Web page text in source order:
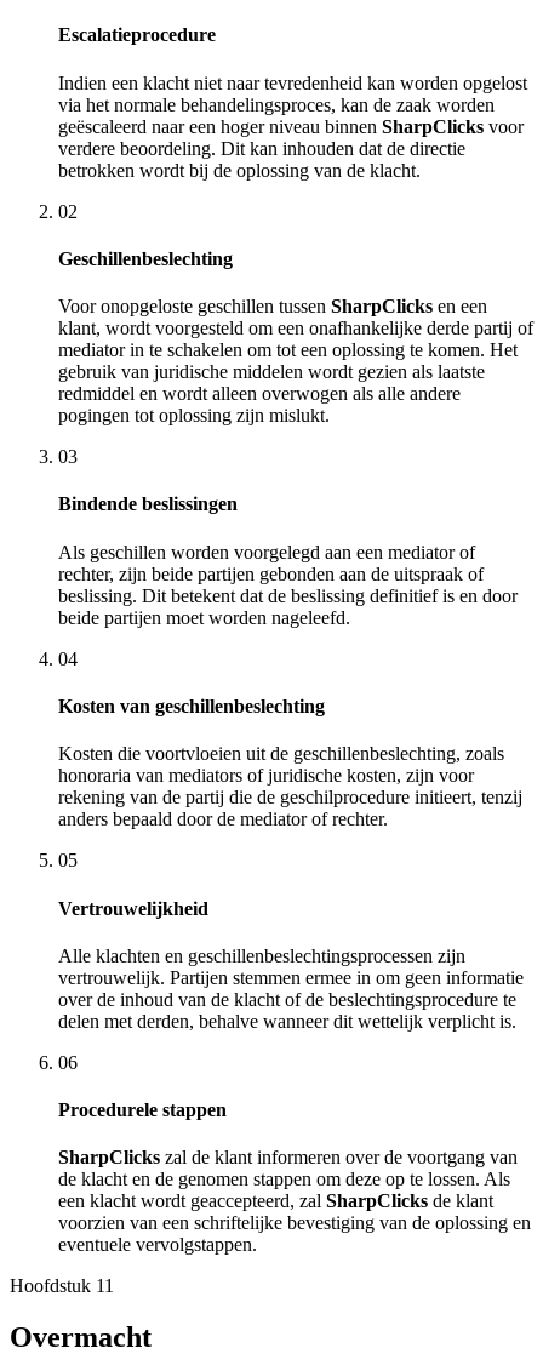
Escalatieprocedure
Indien een klacht niet naar tevredenheid kan worden opgelost
via het normale behandelingsproces, kan de zaak worden
geëscaleerd naar een hoger niveau binnen SharpClicks voor
verdere beoordeling. Dit kan inhouden dat de directie
betrokken wordt bij de oplossing van de klacht.
02
Geschillenbeslechting
Voor onopgeloste geschillen tussen SharpClicks en een
klant, wordt voorgesteld om een onafhankelijke derde partij of
mediator in te schakelen om tot een oplossing te komen. Het
gebruik van juridische middelen wordt gezien als laatste
redmiddel en wordt alleen overwogen als alle andere
pogingen tot oplossing zijn mislukt.
03
Bindende beslissingen
Als geschillen worden voorgelegd aan een mediator of
rechter, zijn beide partijen gebonden aan de uitspraak of
beslissing. Dit betekent dat de beslissing definitief is en door
beide partijen moet worden nageleefd.
04
Kosten van geschillenbeslechting
Kosten die voortvloeien uit de geschillenbeslechting, zoals
honoraria van mediators of juridische kosten, zijn voor
rekening van de partij die de geschilprocedure initieert, tenzij
anders bepaald door de mediator of rechter.
05
Vertrouwelijkheid
Alle klachten en geschillenbeslechtingsprocessen zijn
vertrouwelijk. Partijen stemmen ermee in om geen informatie
over de inhoud van de klacht of de beslechtingsprocedure te
delen met derden, behalve wanneer dit wettelijk verplicht is.
06
Procedurele stappen
SharpClicks zal de klant informeren over de voortgang van
de klacht en de genomen stappen om deze op te lossen. Als
een klacht wordt geaccepteerd, zal SharpClicks de klant
voorzien van een schriftelijke bevestiging van de oplossing en
eventuele vervolgstappen.
Hoofdstuk 11
Overmacht